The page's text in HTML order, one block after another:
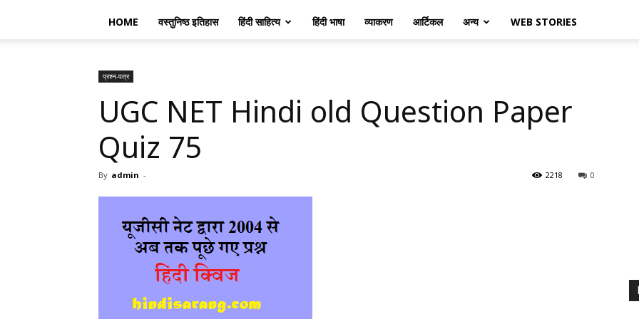
HOME वस्तुनिष्ठ इतिहास हिंदी साहित्य हिंदी भाषा व्याकरण आर्टिकल अन्य WEB STORIES
प्रश्न-पत्र
UGC NET Hindi old Question Paper
Quiz 75
By admin - 0
2218